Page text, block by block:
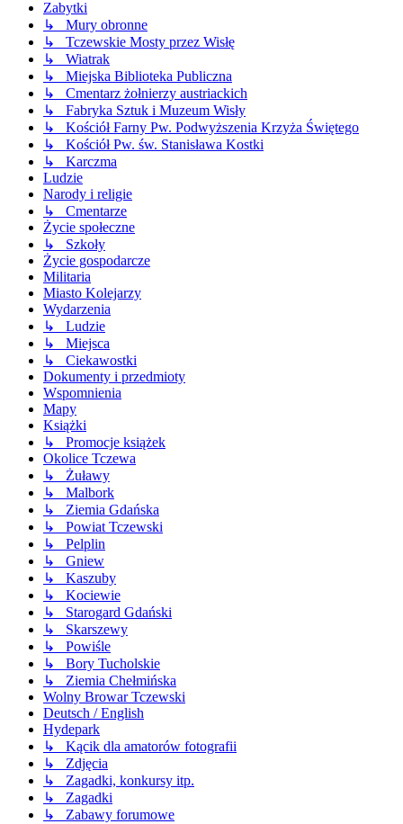
Zabytki
↳ Mury obronne
↳ Tczewskie Mosty przez Wisłę
↳ Wiatrak
↳ Miejska Biblioteka Publiczna
↳ Cmentarz żołnierzy austriackich
↳ Fabryka Sztuk i Muzeum Wisły
↳ Kościół Farny Pw. Podwyższenia Krzyża Świętego
↳ Kościół Pw. św. Stanisława Kostki
↳ Karczma
Ludzie
Narody i religie
↳ Cmentarze
Życie społeczne
↳ Szkoły
Życie gospodarcze
Militaria
Miasto Kolejarzy
Wydarzenia
↳ Ludzie
↳ Miejsca
↳ Ciekawostki
Dokumenty i przedmioty
Wspomnienia
Mapy
Książki
↳ Promocje książek
Okolice Tczewa
↳ Żuławy
↳ Malbork
↳ Ziemia Gdańska
↳ Powiat Tczewski
↳ Pelplin
↳ Gniew
↳ Kaszuby
↳ Kociewie
↳ Starogard Gdański
↳ Skarszewy
↳ Powiśle
↳ Bory Tucholskie
↳ Ziemia Chełmińska
Wolny Browar Tczewski
Deutsch / English
Hydepark
↳ Kącik dla amatorów fotografii
↳ Zdjęcia
↳ Zagadki, konkursy itp.
↳ Zagadki
↳ Zabawy forumowe